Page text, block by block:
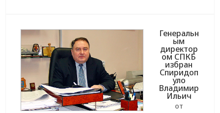
Генеральн
ым
директор
ом СПКБ
избран
Спиридоп
уло
Владимир
Ильич
от